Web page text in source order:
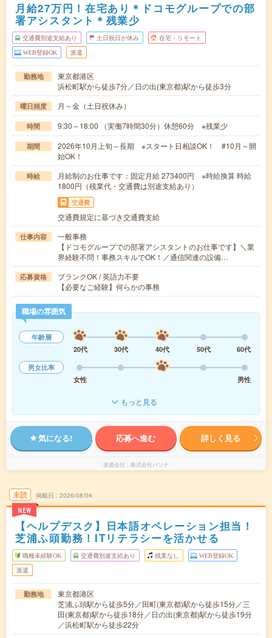
月給27万円！在宅あり＊ドコモグループでの部
署アシスタント＊残業少
交通費別途支給あり 土日祝日が休み 在宅・リモート
WEB登録OK 派遣
勤務地
東京都港区
浜松町駅から徒歩7分／日の出(東京都)駅から徒歩3分
曜日頻度 月～金（土日祝休み）
時間 9:30～18:00 （実働7時間30分）休憩60分 ※残業少
期間
2026年10月上旬～長期 ※スタート日相談OK！ #10月～開
始OK！
時給
月給制のお仕事です：固定月給 273400円 ※時給換算 時給
1800円（残業代・交通費は別途支給あり）
交通費
交通費規定に基づき交通費支給
仕事内容
一般事務
【ドコモグループでの部署アシスタントのお仕事です】＼業
界経験不問！事務スキルでOK！／通信関連の設備…
応募資格
ブランクOK / 英語力不要
【必要なご経験】何らかの事務
職場の雰囲気
年齢層
20代
30代 40代 50代
60代
男女比率
女性
男性
もっと見る
気になる! 応募へ進む 詳しく見る
派遣会社 株式会社パソナ
未読
NEW
掲載日 2026/08/04
【ヘルプデスク】日本語オペレーション担当！
芝浦ふ頭勤務！ITリテラシーを活かせる
職種未経験OK 交通費別途支給あり 残業なし WEB登録OK
派遣
勤務地
東京都港区
芝浦ふ頭駅から徒歩5分／田町(東京都)駅から徒歩15分／三
田(東京都)駅から徒歩18分／日の出(東京都)駅から徒歩19分
／浜松町駅から徒歩22分